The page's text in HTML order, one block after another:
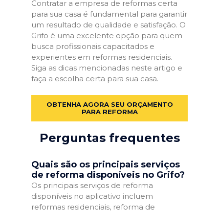
Contratar a empresa de reformas certa
para sua casa é fundamental para garantir
um resultado de qualidade e satisfação. O
Grifo é uma excelente opção para quem
busca profissionais capacitados e
experientes em reformas residenciais.
Siga as dicas mencionadas neste artigo e
faça a escolha certa para sua casa.
OBTENHA AGORA SEU ORÇAMENTO
PARA REFORMA
Perguntas frequentes
Quais são os principais serviços
de reforma disponíveis no Grifo?
Os principais serviços de reforma
disponíveis no aplicativo incluem
reformas residenciais, reforma de